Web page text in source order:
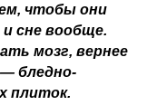
чтобы они
сне вообще.
мозг, вернее
бледно-
плиток.